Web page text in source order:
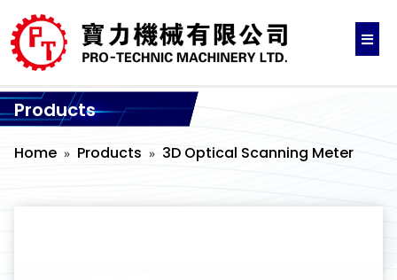
Products
Home Products 3D Optical Scanning Meter